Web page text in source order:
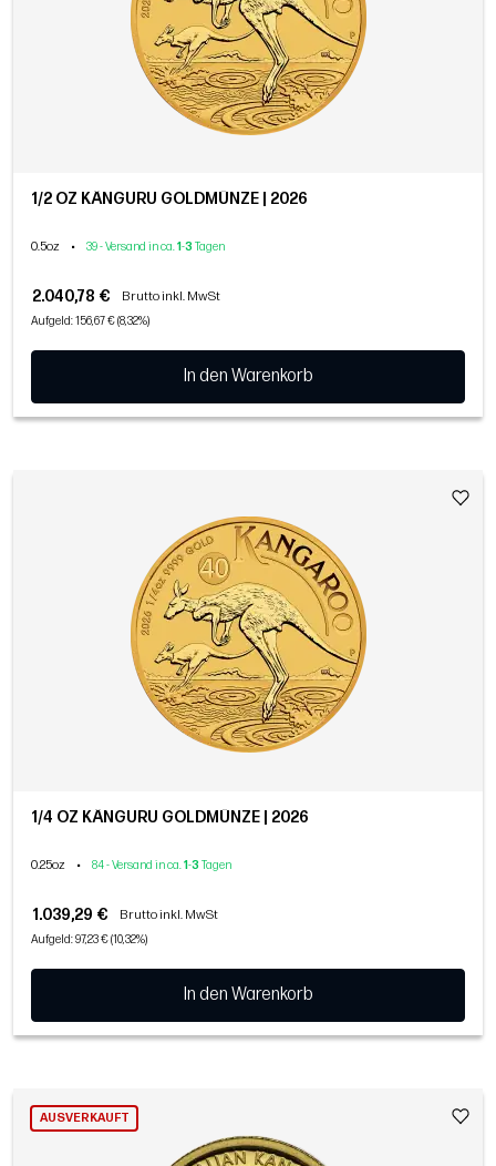
1/2 OZ KÄNGURU GOLDMÜNZE | 2026
0.5oz • 39 - Versand in ca.1-3 Tagen
2.040,78 € Brutto inkl. MwSt
Aufgeld: 156,67 € (8,32%)
In den Warenkorb
1/4 OZ KÄNGURU GOLDMÜNZE | 2026
0.25oz • 84 - Versand in ca.1-3 Tagen
1.039,29 € Brutto inkl. MwSt
Aufgeld: 97,23 € (10,32%)
In den Warenkorb
AUSVERKAUFT